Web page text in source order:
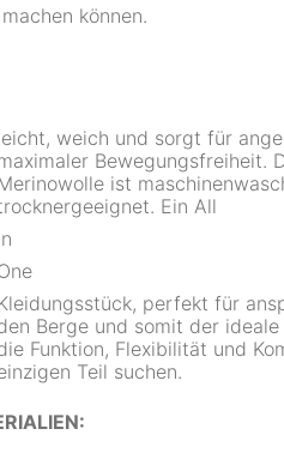
können.
weich und sorgt für
Bewegungsfreiheit.
ist
Ein All
perfekt für
Berge und somit der
Funktion, Flexibilität und
Teil suchen.